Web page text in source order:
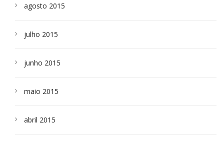
agosto 2015
julho 2015
junho 2015
maio 2015
abril 2015